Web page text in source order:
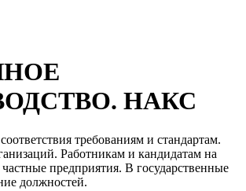
НАКС
требованиям и стандартам.
Работникам и кандидатам на
частные предприятия. В государственные
должностей.